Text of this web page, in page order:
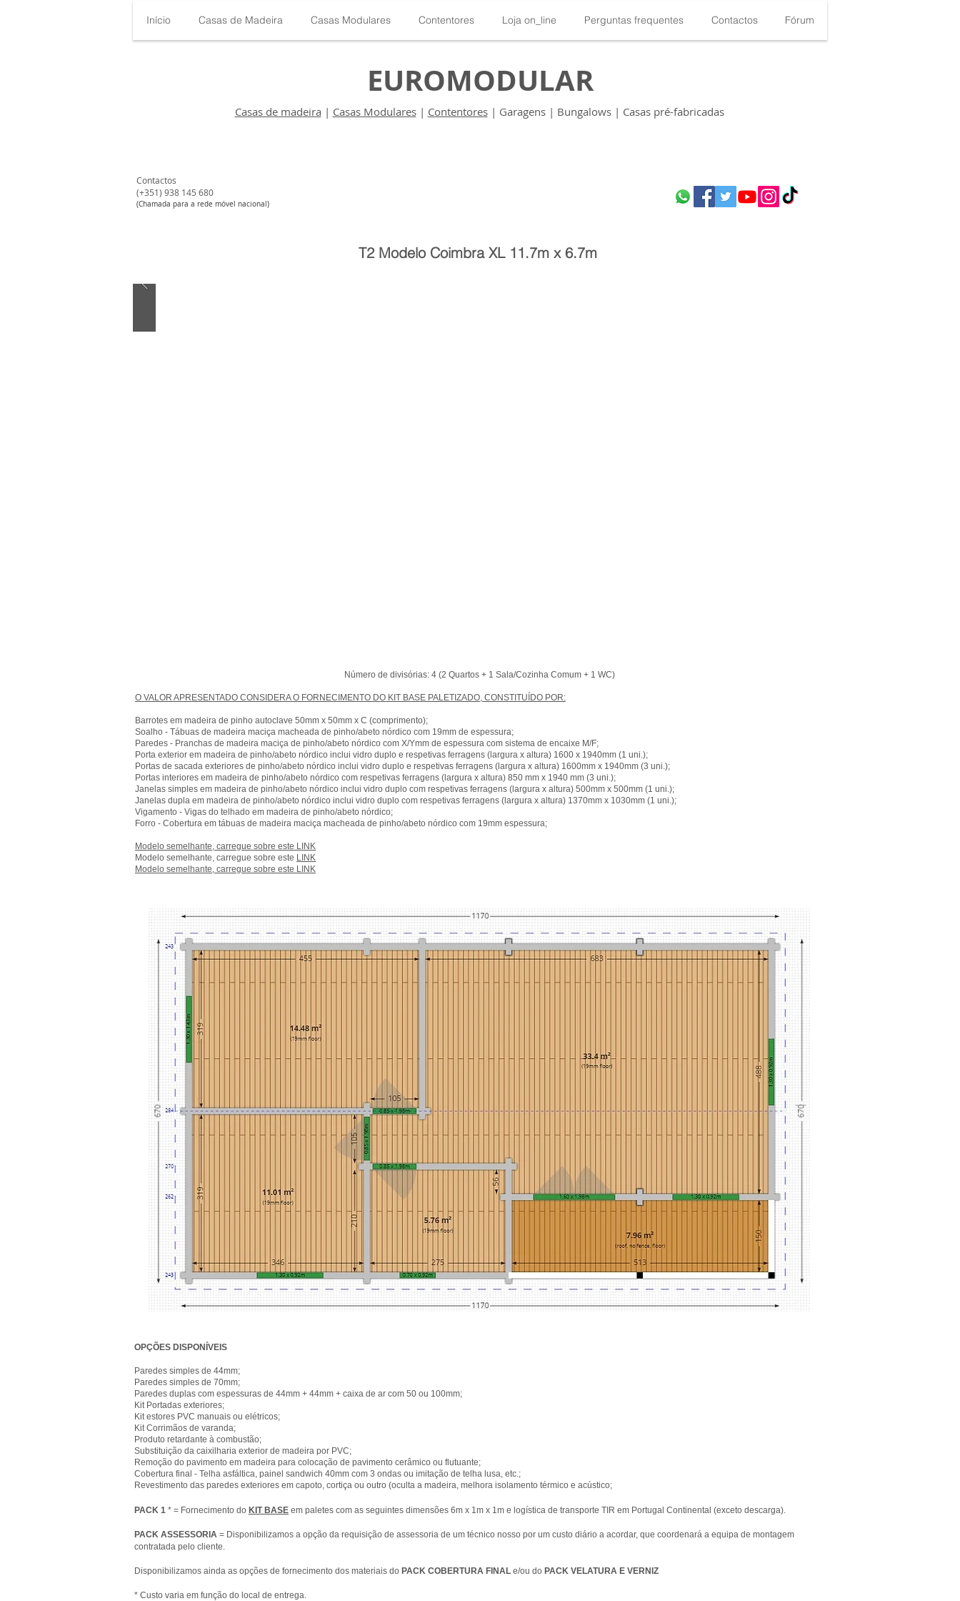
Início Casas de Madeira Casas Modulares Contentores Loja on_line Perguntas frequentes Contactos Fórum
EUROMODULAR
Casas de madeira | Casas Modulares| Contentores| Garagens | Bungalows | Casas pré-fabricadas
Contactos
(+351) 938 145 680​
(Chamada para a rede móvel nacional)
T2 Modelo Coimbra XL 11.7m x 6.7m
Número de divisórias: 4 (2 Quartos + 1 Sala/Cozinha Comum + 1 WC)
O VALOR APRESENTADO CONSIDERA O FORNECIMENTO DO KIT BASE PALETIZADO, CONSTITUÍDO POR:
Barrotes em madeira de pinho autoclave 50mm x 50mm x C (comprimento);
Soalho - Tábuas de madeira maciça macheada de pinho/abeto nórdico com 19mm de espessura;
Paredes - Pranchas de madeira maciça de pinho/abeto nórdico com X/Ymm de espessura com sistema de encaixe M/F;
Porta exterior em madeira de pinho/abeto nórdico inclui vidro duplo e respetivas ferragens (largura x altura) 1600 x 1940mm (1 uni.);
Portas de sacada exteriores de pinho/abeto nórdico inclui vidro duplo e respetivas ferragens (largura x altura) 1600mm x 1940mm (3 uni.);
Portas interiores em madeira de pinho/abeto nórdico com respetivas ferragens (largura x altura) 850 mm x 1940 mm (3 uni.);
Janelas simples em madeira de pinho/abeto nórdico inclui vidro duplo com respetivas ferragens (largura x altura) 500mm x 500mm (1 uni.);
Janelas dupla em madeira de pinho/abeto nórdico inclui vidro duplo com respetivas ferragens (largura x altura) 1370mm x 1030mm (1 uni.);
Vigamento - Vigas do telhado em madeira de pinho/abeto nórdico;
Forro - Cobertura em tábuas de madeira maciça macheada de pinho/abeto nórdico com 19mm espessura;
Modelo semelhante, carregue sobre este LINK
Modelo semelhante, carregue sobre este LINK
Modelo semelhante, carregue sobre este LINK
OPÇÕES DISPONÍVEIS
Paredes simples de 44mm;
Paredes simples de 70mm;
Paredes duplas com espessuras de 44mm + 44mm + caixa de ar com 50 ou 100mm;
Kit Portadas exteriores;
Kit estores PVC manuais ou elétricos;
Kit Corrimãos de varanda;
Produto retardante à combustão;
Substituição da caixilharia exterior de madeira por PVC;
Remoção do pavimento em madeira para colocação de pavimento cerâmico ou flutuante;
Cobertura final - Telha asfáltica, painel sandwich 40mm com 3 ondas ou imitação de telha lusa, etc.;
Revestimento das paredes exteriores em capoto, cortiça ou outro (oculta a madeira, melhora isolamento térmico e acústico;
PACK 1 * = Fornecimento do KIT BASE em paletes com as seguintes dimensões 6m x 1m x 1m e logística de transporte TIR em Portugal Continental (exceto descarga).
PACK ASSESSORIA = Disponibilizamos a opção da requisição de assessoria de um técnico nosso por um custo diário a acordar, que coordenará a equipa de montagem
contratada pelo cliente.
Disponibilizamos ainda as opções de fornecimento dos materiais do PACK COBERTURA FINAL e/ou do PACK VELATURA E VERNIZ
​* Custo varia em função do local de entrega.